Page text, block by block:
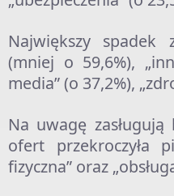
Największy spadek
(mniej o 59,6%),
media” (o 37,2%),
Na uwagę
ofert przekroczyła
fizyczna” oraz